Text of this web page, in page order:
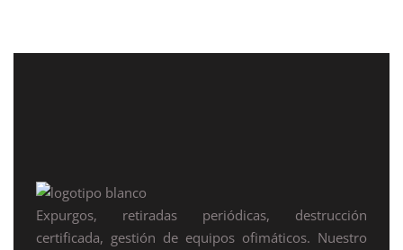
Expurgos, retiradas periódicas, destrucción
certificada, gestión de equipos ofimáticos. Nuestro